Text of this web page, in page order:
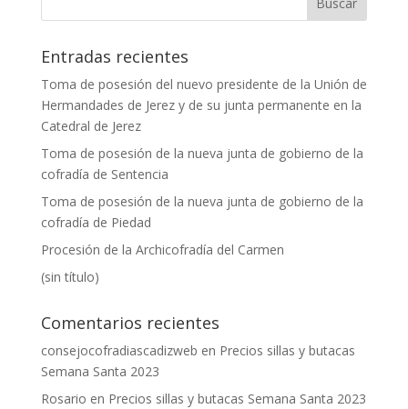
Entradas recientes
Toma de posesión del nuevo presidente de la Unión de
Hermandades de Jerez y de su junta permanente en la
Catedral de Jerez
Toma de posesión de la nueva junta de gobierno de la
cofradía de Sentencia
Toma de posesión de la nueva junta de gobierno de la
cofradía de Piedad
Procesión de la Archicofradía del Carmen
(sin título)
Comentarios recientes
consejocofradiascadizweb en Precios sillas y butacas
Semana Santa 2023
Rosario en Precios sillas y butacas Semana Santa 2023